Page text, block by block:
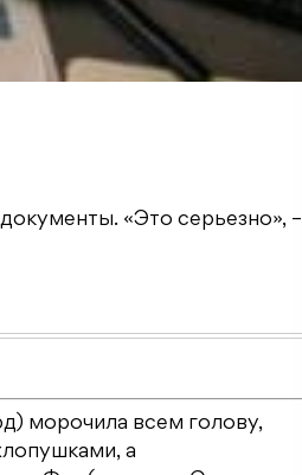
«Это серьезно», –
морочила всем голову,
а